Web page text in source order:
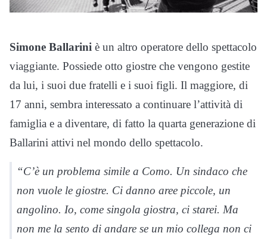
Simone Ballarini è un altro operatore dello spettacolo
viaggiante. Possiede otto giostre che vengono gestite
da lui, i suoi due fratelli e i suoi figli. Il maggiore, di
17 anni, sembra interessato a continuare l’attività di
famiglia e a diventare, di fatto la quarta generazione di
Ballarini attivi nel mondo dello spettacolo.
“C’è un problema simile a Como. Un sindaco che
non vuole le giostre. Ci danno aree piccole, un
angolino. Io, come singola giostra, ci starei. Ma
non me la sento di andare se un mio collega non ci